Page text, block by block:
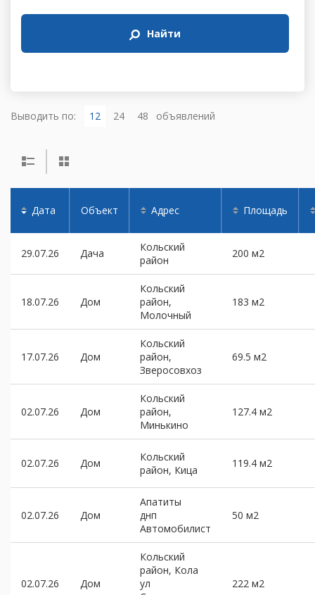
Найти
Выводить по: 12 24 48 объявлений
Дата Объект Адрес Площадь
29.07.26 Дача
Кольский
район
200 м2
18.07.26 Дом
Кольский
район,
Молочный
183 м2
17.07.26 Дом
Кольский
район,
Зверосовхоз
69.5 м2
02.07.26 Дом
Кольский
район,
Минькино
127.4 м2
02.07.26 Дом
Кольский
район, Кица
119.4 м2
02.07.26 Дом
Апатиты
днп
Автомобилист
50 м2
02.07.26 Дом
Кольский
район, Кола
ул
222 м2